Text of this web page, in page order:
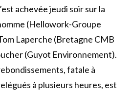
achevée jeudi soir sur la
(Hellowork-Groupe
Laperche (Bretagne CMB
(Guyot Environnement).
fatale à
à plusieurs heures, est